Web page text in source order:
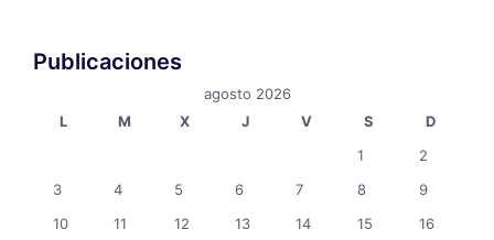
Publicaciones
agosto 2026
L
M X J V S
D
1
2
3
4 5 6 7 8
9
10
11 12 13 14 15
16